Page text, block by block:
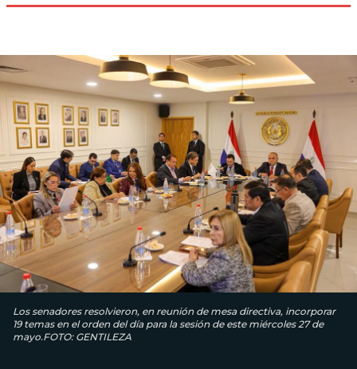
Los senadores resolvieron, en reunión de mesa directiva, incorporar
19 temas en el orden del día para la sesión de este miércoles 27 de
mayo.FOTO: GENTILEZA